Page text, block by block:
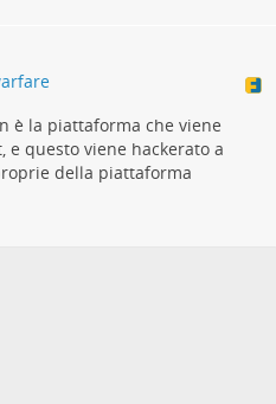
è la piattaforma che viene
e questo viene hackerato a
della piattaforma